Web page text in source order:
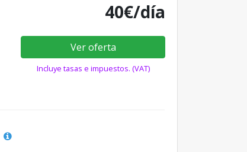
40€/día
Ver oferta
Incluye tasas e impuestos. (VAT)